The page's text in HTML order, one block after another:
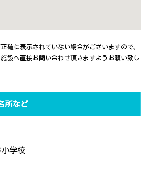
確に表示されていない場合がございますので、
設へ直接お問い合わせ頂きますようお願い致し
所など
小学校